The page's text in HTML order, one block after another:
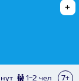
1-2 чел 7+